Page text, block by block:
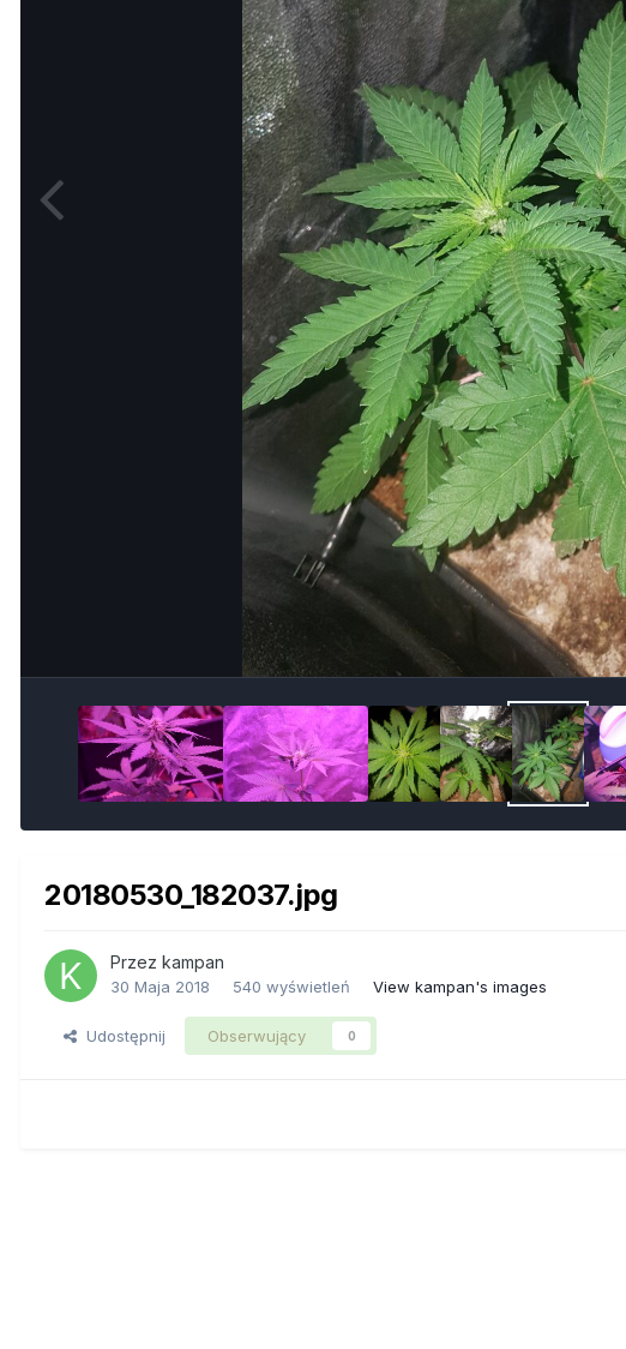
20180530_182037.jpg
Przez kampan
30 Maja 2018 540 wyświetleń View kampan's images
Udostępnij Obserwujący 0